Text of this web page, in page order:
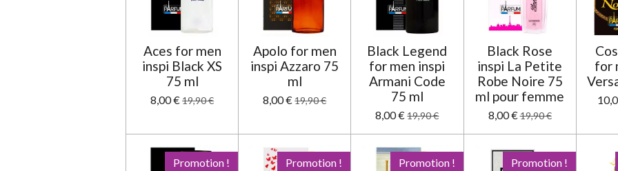
Aces for men
inspi Black XS
75 ml
8,00 €19,90 €
Apolo for men
inspi Azzaro 75
ml
8,00 €19,90 €
Black Legend
for men inspi
Armani Code
75 ml
8,00 € 19,90 €
Black Rose
inspi La Petite
Robe Noire 75
ml pour femme
8,00 €19,90 €
for
Promotion ! Promotion ! Promotion ! Promotion !